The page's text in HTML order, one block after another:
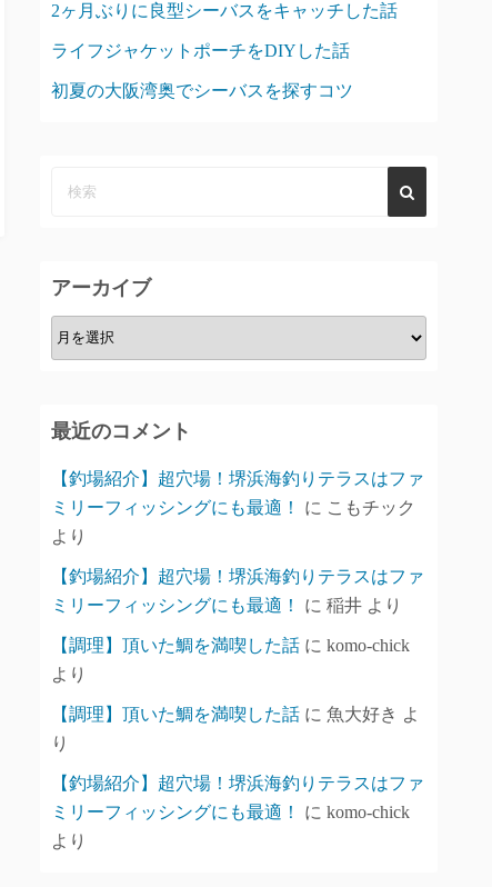
2ヶ月ぶりに良型シーバスをキャッチした話
ライフジャケットポーチをDIYした話
初夏の大阪湾奥でシーバスを探すコツ
アーカイブ
ア
ー
ブ
最近のコメント
【釣場紹介】超穴場！堺浜海釣りテラスはファ
ミリーフィッシングにも最適！
に こもチック
より
【釣場紹介】超穴場！堺浜海釣りテラスはファ
ミリーフィッシングにも最適！
に 稲井 より
【調理】頂いた鯛を満喫した話 に komo-chick
より
【調理】頂いた鯛を満喫した話 に 魚大好き よ
り
【釣場紹介】超穴場！堺浜海釣りテラスはファ
ミリーフィッシングにも最適！
に komo-chick
より